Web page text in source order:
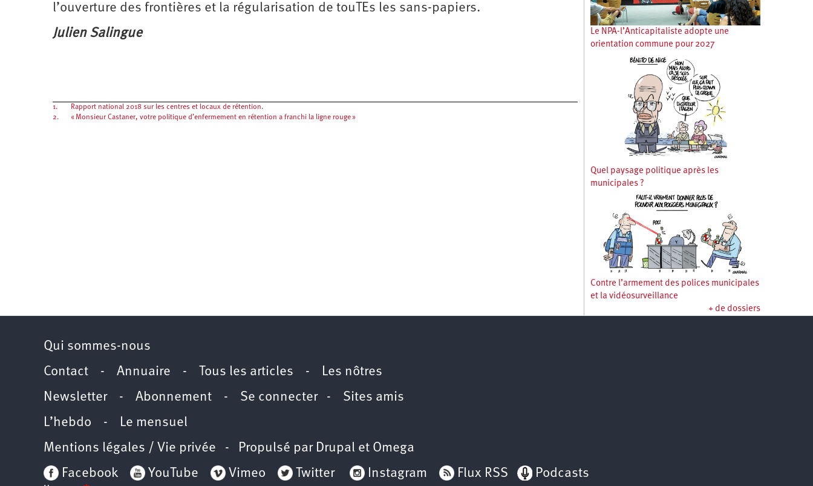
l’ouverture des frontières et la régularisation de touTEs les sans-papiers.
Julien Salingue
1. Rapport national 2018 sur les centres et locaux de rétention.
2.
« Monsieur Castaner, votre politique d’enfermement en rétention a franchi la ligne rouge »
Le NPA-l’Anticapitaliste adopte une
orientation commune pour 2027
Quel paysage politique après les
municipales ?
Contre l’armement des polices municipales
et la vidéosurveillance
+ de dossiers
Qui sommes-nous
Contact - Annuaire - Tous les articles - Les nôtres
Newsletter- Abonnement - Se connecter- Sites amis
L’hebdo - Le mensuel
Mentions légales / Vie privée - Propulsé par Drupal et Omega
Facebook
YouTube Vimeo Twitter Instagram Flux RSS Podcasts